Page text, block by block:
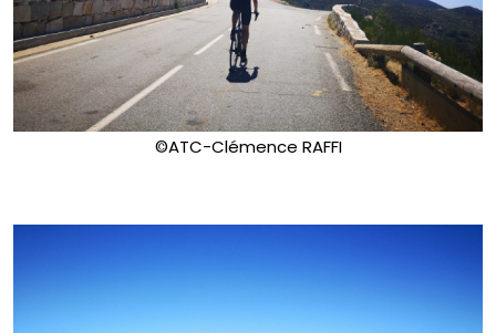
©ATC-Clémence RAFFI